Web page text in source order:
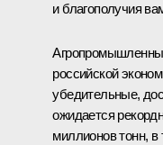
и благополучия
российской
убедительные,
ожидается
миллионов тонн, в